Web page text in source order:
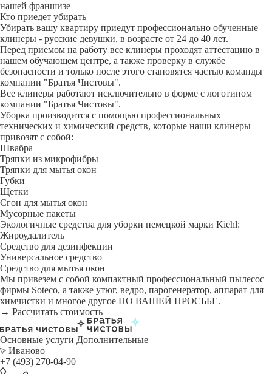
нашей франшизе
Кто приедет убирать
Убирать вашу квартиру приедут профессионально обученные
клинеры - русские девушки, в возрасте от 24 до 40 лет.
Перед приемом на работу все клинеры проходят аттестацию в
нашем обучающем центре, а также проверку в службе
безопасности и только после этого становятся частью команды
компании "Братья Чистовы".
Все клинеры работают исключительно в форме с логотипом
компании "Братья Чистовы".
Уборка производится с помощью профессиональных
технических и химический средств, которые наши клинеры
привозят с собой:
Швабра
Тряпки из микрофибры
Тряпки для мытья окон
Губки
Щетки
Сгон для мытья окон
Мусорные пакеты
Экологичные средства для уборки немецкой марки Kiehl:
Жироудалитель
Средство для дезинфекции
Универсальное средство
Средство для мытья окон
Мы привезем с собой компактный профессиональный пылесос
фирмы Soteco, а также утюг, ведро, парогенератор, аппарат для
химчистки и многое другое ПО ВАШЕЙ ПРОСЬБЕ.
→ Рассчитать стоимость
Основные услуги Дополнительные
Иваново
+7 (493) 270-04-90